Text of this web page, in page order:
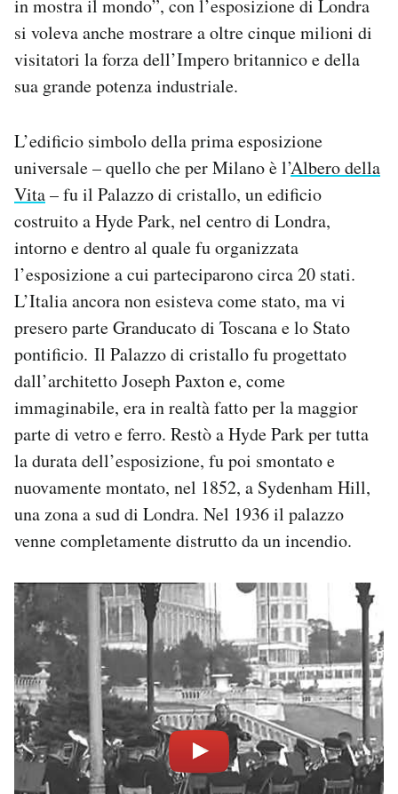
in mostra il mondo”, con l’esposizione di Londra
si voleva anche mostrare a oltre cinque milioni di
visitatori la forza dell’Impero britannico e della
sua grande potenza industriale.
L’edificio simbolo della prima esposizione
universale – quello che per Milano è l’Albero della
Vita– fu il Palazzo di cristallo, un edificio
costruito a Hyde Park, nel centro di Londra,
intorno e dentro al quale fu organizzata
l’esposizione a cui parteciparono circa 20 stati.
L’Italia ancora non esisteva come stato, ma vi
presero parte Granducato di Toscana e lo Stato
pontificio. Il Palazzo di cristallo fu progettato
dall’architetto Joseph Paxton e, come
immaginabile, era in realtà fatto per la maggior
parte di vetro e ferro. Restò a Hyde Park per tutta
la durata dell’esposizione, fu poi smontato e
nuovamente montato, nel 1852, a Sydenham Hill,
una zona a sud di Londra. Nel 1936 il palazzo
venne completamente distrutto da un incendio.